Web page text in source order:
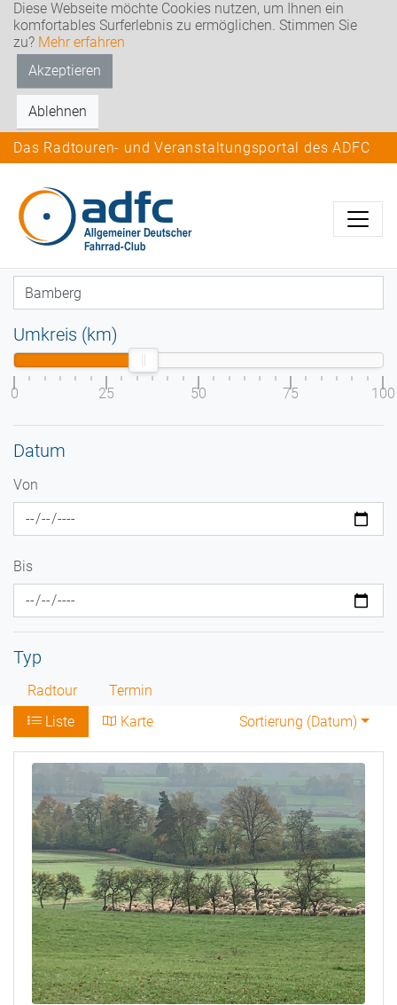
Diese Webseite möchte Cookies nutzen, um Ihnen ein
komfortables Surferlebnis zu ermöglichen. Stimmen Sie
zu? Mehr erfahren
Akzeptieren
Ablehnen
Das Radtouren- und Veranstaltungsportal des ADFC
Umkreis (km)
0 25 50 75 100
Datum
Von
Bis
Typ
Radtour
Termin
Liste
Karte Sortierung (Datum)